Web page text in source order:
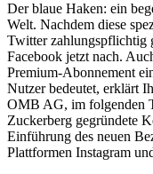
Der blaue Haken: ein
Welt. Nachdem diese
Twitter zahlungspflichtig
Facebook jetzt nach.
Premium-Abonnement
Nutzer bedeutet, erklärt
OMB AG, im folgenden
Zuckerberg gegründete
Einführung des neuen
Plattformen Instagram